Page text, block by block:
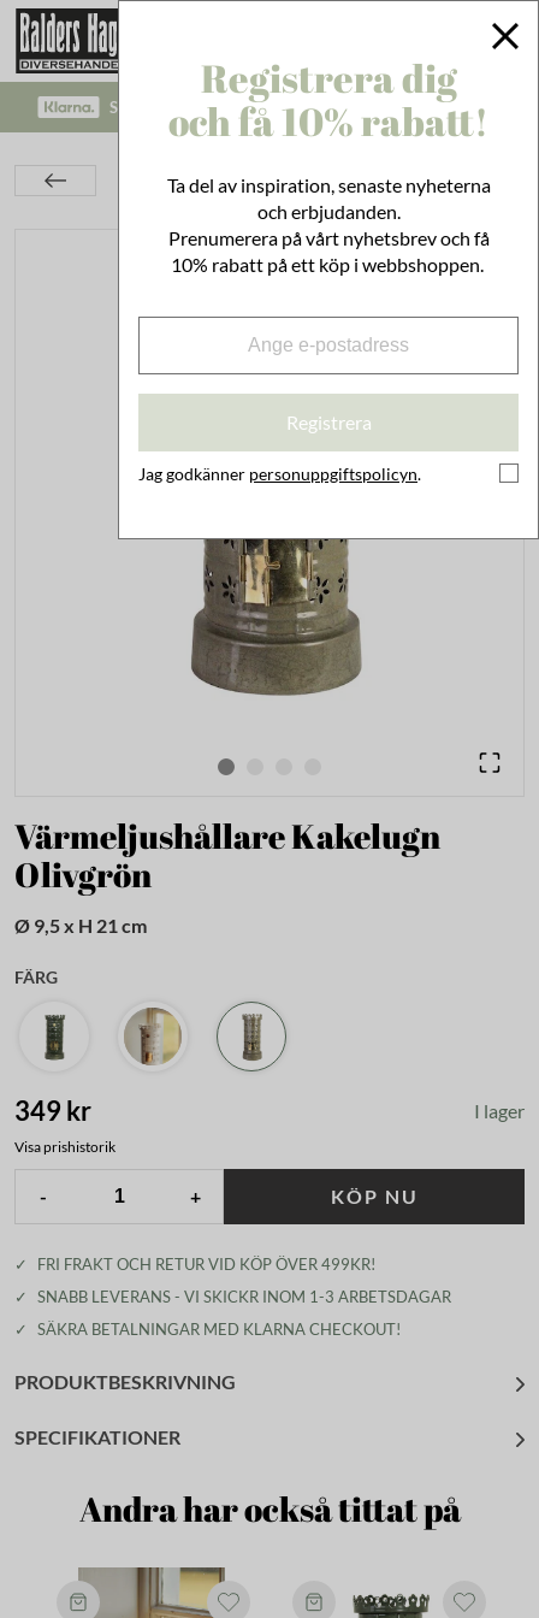
SÄKRA BETALNINGAR MED KLARNA CHECKOUT!
Värmeljushållare Kakelugn Olivgrön
Värmeljushållare Kakelugn
Olivgrön
Ø 9,5 x H 21 cm
FÄRG
349 kr I lager
Visa prishistorik
- + KÖP NU
✓
FRI FRAKT OCH RETUR VID KÖP ÖVER 499KR!
✓
SNABB LEVERANS - VI SKICKR INOM 1-3 ARBETSDAGAR
✓
SÄKRA BETALNINGAR MED KLARNA CHECKOUT!
PRODUKTBESKRIVNING
SPECIFIKATIONER
Andra har också tittat på
Registrera dig
och få 10% rabatt!
Ta del av inspiration, senaste nyheterna
och erbjudanden.
Prenumerera på vårt nyhetsbrev och få
10% rabatt på ett köp i webbshoppen.
Registrera
Jag godkänner personuppgiftspolicyn.